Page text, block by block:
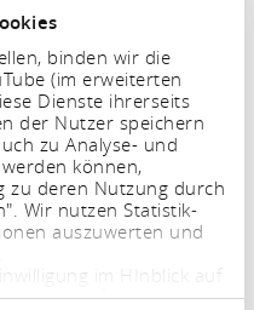
binden wir die
(im erweiterten
Dienste ihrerseits
der Nutzer speichern
zu Analyse- und
können,
zu deren Nutzung durch
Wir nutzen Statistik-
auszuwerten und
im HInblick auf
von Informationen
en vloerverwarming
comfort. U kunt
bij de plaatselijke
minuten lopen ligt.
gelieve ons te